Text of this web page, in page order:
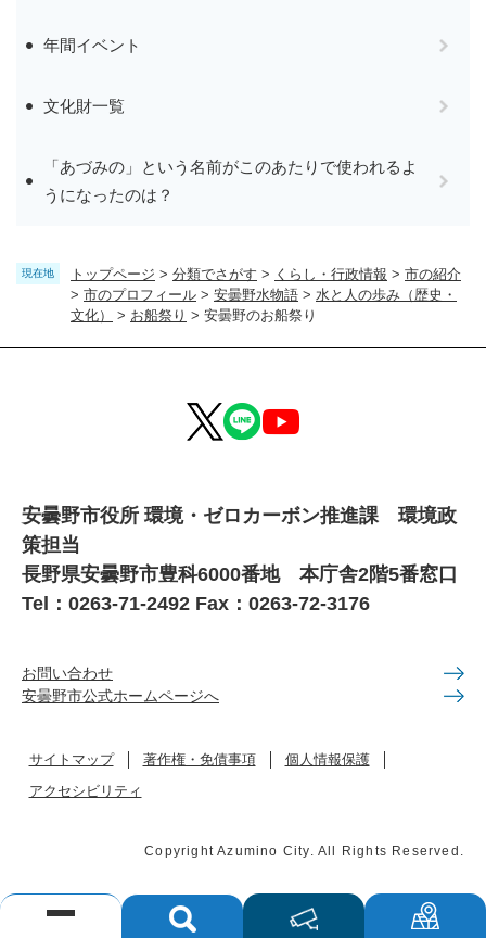
現在地 トップページ > 分類でさがす > くらし・行政情報 > 市の紹介
> 市のプロフィール > 安曇野水物語 > 水と人の歩み（歴史・
文化）
> お船祭り > 安曇野のお船祭り
年間イベント
文化財一覧
「あづみの」という名前がこのあたりで使われるよ
うになったのは？
安曇野市役所 環境・ゼロカーボン推進課 環境政
策担当
長野県安曇野市豊科6000番地 本庁舎2階5番窓口
Tel：0263-71-2492 Fax：0263-72-3176
お問い合わせ
安曇野市公式ホームページへ
サイトマップ 著作権・免債事項
個人情報保護
アクセシビリティ
Copyright Azumino City. All Rights Reserved.